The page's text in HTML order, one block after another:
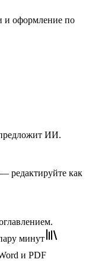
и оформление по
ИИ.
редактируйте как
минут
и PDF